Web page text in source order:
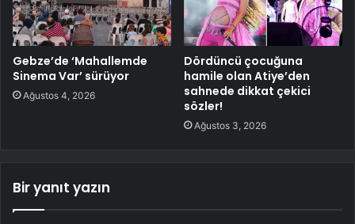
Gebze’de ‘Mahallemde
Sinema Var’ sürüyor
Ağustos 4, 2026
Dördüncü çocuğuna
hamile olan Atiye’den
sahnede dikkat çekici
sözler!
Ağustos 3, 2026
Bir yanıt yazın